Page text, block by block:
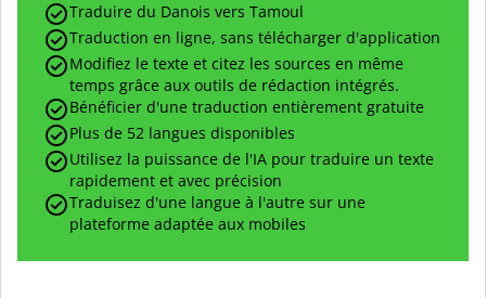
Traduire du Danois vers Tamoul
Traduction en ligne, sans télécharger d'application
Modifiez le texte et citez les sources en même
temps grâce aux outils de rédaction intégrés.
Bénéficier d'une traduction entièrement gratuite
Plus de 52 langues disponibles
Utilisez la puissance de l'IA pour traduire un texte
rapidement et avec précision
Traduisez d'une langue à l'autre sur une
plateforme adaptée aux mobiles